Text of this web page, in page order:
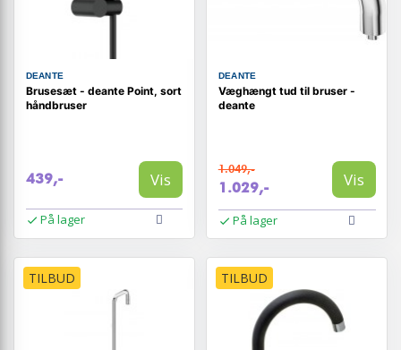
DEANTE
Brusesæt - deante Point, sort
håndbruser
439,- Vis
På lager
DEANTE
Væghængt tud til bruser -
deante
1.049,-
1.029,- Vis
På lager
TILBUD TILBUD